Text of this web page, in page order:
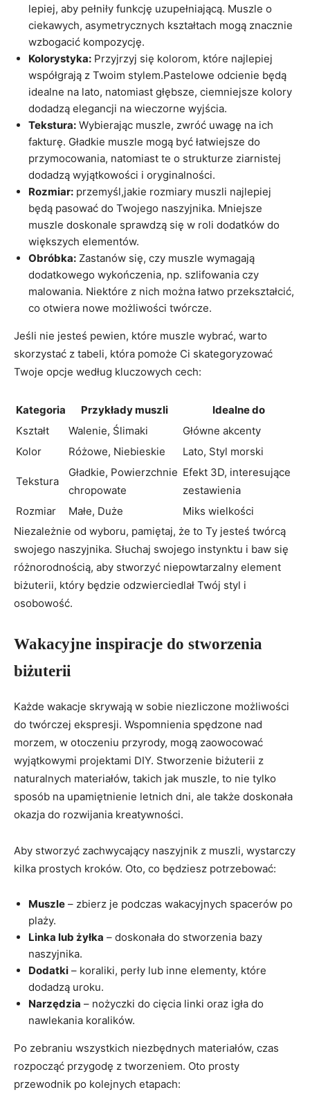
lepiej, aby pełniły funkcję uzupełniającą. Muszle o
ciekawych, asymetrycznych kształtach mogą znacznie
wzbogacić kompozycję.
Kolorystyka: Przyjrzyj się kolorom, które najlepiej
współgrają z Twoim stylem.Pastelowe odcienie będą
idealne na lato, natomiast głębsze, ciemniejsze kolory
dodadzą elegancji na wieczorne wyjścia.
Tekstura: Wybierając muszle, zwróć uwagę na ich
fakturę. Gładkie muszle mogą być łatwiejsze do
przymocowania, natomiast te o strukturze ziarnistej
dodadzą wyjątkowości i oryginalności.
Rozmiar: przemyśl,jakie rozmiary muszli najlepiej
będą pasować do Twojego naszyjnika. Mniejsze
muszle doskonale sprawdzą się w roli dodatków do
większych elementów.
Obróbka: Zastanów się, czy muszle wymagają
dodatkowego wykończenia, np. szlifowania czy
malowania. Niektóre z nich można łatwo przekształcić,
co otwiera nowe możliwości twórcze.
Jeśli nie jesteś pewien, które muszle wybrać, warto
skorzystać z tabeli, która pomoże Ci skategoryzować
Twoje opcje według kluczowych cech:
Kategoria Przykłady muszli
Idealne do
Kształt
Walenie, Ślimaki
Główne akcenty
Kolor
Różowe, Niebieskie Lato, Styl morski
Tekstura
Gładkie, Powierzchnie
chropowate
Efekt 3D, interesujące
zestawienia
Rozmiar
Małe, Duże
Miks wielkości
Niezależnie od wyboru, pamiętaj, że to Ty jesteś twórcą
swojego naszyjnika. Słuchaj swojego instynktu i baw się
różnorodnością, aby stworzyć niepowtarzalny element
biżuterii, który będzie odzwierciedlał Twój styl i
osobowość.
Wakacyjne inspiracje do stworzenia
biżuterii
Każde wakacje skrywają w sobie niezliczone możliwości
do twórczej ekspresji. Wspomnienia spędzone nad
morzem, w otoczeniu przyrody, mogą zaowocować
wyjątkowymi projektami DIY. Stworzenie biżuterii z
naturalnych materiałów, takich jak muszle, to nie tylko
sposób na upamiętnienie letnich dni, ale także doskonała
okazja do rozwijania kreatywności.
Aby stworzyć zachwycający naszyjnik z muszli, wystarczy
kilka prostych kroków. Oto, co będziesz potrzebować:
Muszle – zbierz je podczas wakacyjnych spacerów po
plaży.
Linka lub żyłka – doskonała do stworzenia bazy
naszyjnika.
Dodatki – koraliki, perły lub inne elementy, które
dodadzą uroku.
Narzędzia – nożyczki do cięcia linki oraz igła do
nawlekania koralików.
Po zebraniu wszystkich niezbędnych materiałów, czas
rozpocząć przygodę z tworzeniem. Oto prosty
przewodnik po kolejnych etapach: